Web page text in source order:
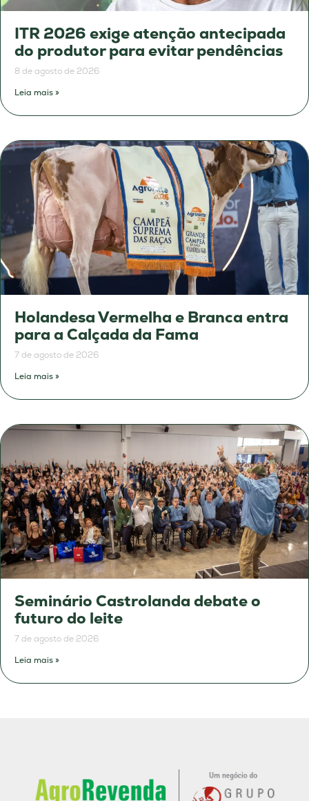
ITR 2026 exige atenção antecipada
do produtor para evitar pendências
8 de agosto de 2026
Leia mais »
Holandesa Vermelha e Branca entra
para a Calçada da Fama
7 de agosto de 2026
Leia mais »
Seminário Castrolanda debate o
futuro do leite
7 de agosto de 2026
Leia mais »